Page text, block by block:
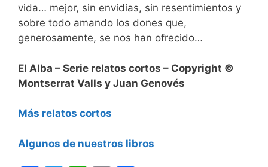
vida… mejor, sin envidias, sin resentimientos y
sobre todo amando los dones que,
generosamente, se nos han ofrecido…
El Alba – Serie relatos cortos – Copyright ©
Montserrat Valls y Juan Genovés
Más relatos cortos
Algunos de nuestros libros